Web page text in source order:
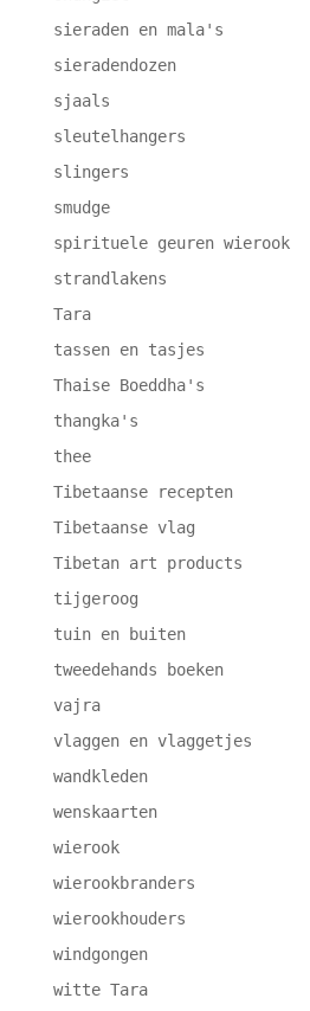
sieraden en mala's
sieradendozen
sjaals
sleutelhangers
slingers
smudge
spirituele geuren wierook
strandlakens
Tara
tassen en tasjes
Thaise Boeddha's
thangka's
thee
Tibetaanse recepten
Tibetaanse vlag
Tibetan art products
tijgeroog
tuin en buiten
tweedehands boeken
vajra
vlaggen en vlaggetjes
wandkleden
wenskaarten
wierook
wierookbranders
wierookhouders
windgongen
witte Tara